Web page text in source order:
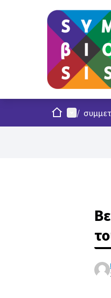
ΣπίτιΚυρίως
/